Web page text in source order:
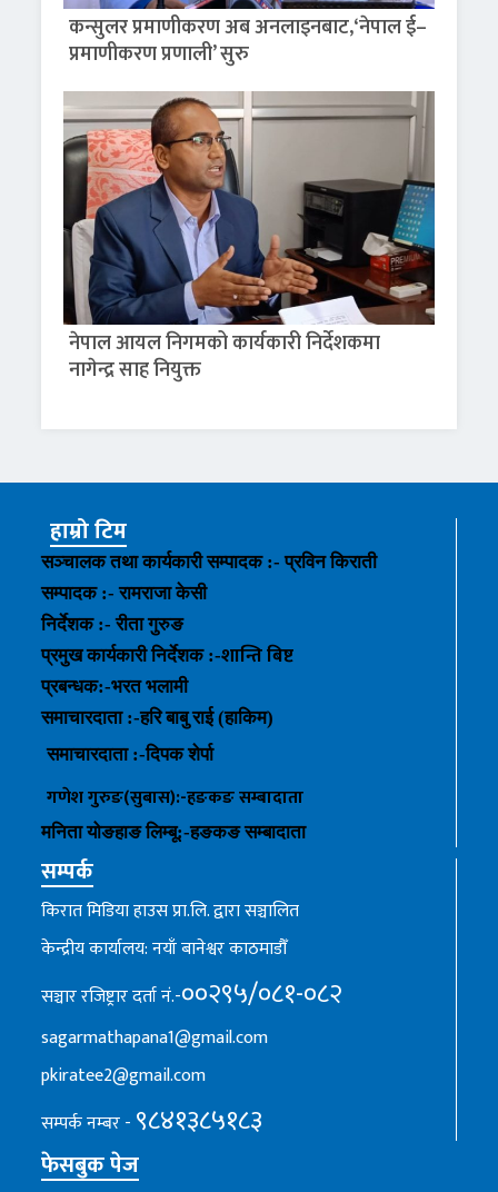
कन्सुलर प्रमाणीकरण अब अनलाइनबाट,‘नेपाल ई–
प्रमाणीकरण प्रणाली’ सुरु
नेपाल आयल निगमको कार्यकारी निर्देशकमा
नागेन्द्र साह नियुक्त
हाम्रो टिम
सञ्चालक तथा कार्यकारी सम्पादक :- प्रविन किराती
सम्पादक :- रामराजा केसी
निर्देशक :- रीता गुरुङ
प्रमुख कार्यकारी निर्देशक :-शान्ति बिष्ट
प्रबन्धक:-भरत भलामी
समाचारदाता :-हरि बाबु राई (हाकिम)
समाचारदाता :-दिपक शेर्पा
गणेश गुरुङ(सुबास):-हङकङसम्बादाता
मनिता योङहाङलिम्बू:-हङकङ सम्बादाता
सम्पर्क
किरात मिडिया हाउस प्रा.लि. द्वारा सञ्चालित
केन्द्रीय कार्यालय: नयाँ बानेश्वर काठमाडौँ
सञ्चार रजिष्ट्रार दर्ता नं.-००२९५/०८१-०८२
sagarmathapana1@gmail.com
pkiratee2@gmail.com
सम्पर्क नम्बर - ९८४१३८५१८३
फेसबुक पेज